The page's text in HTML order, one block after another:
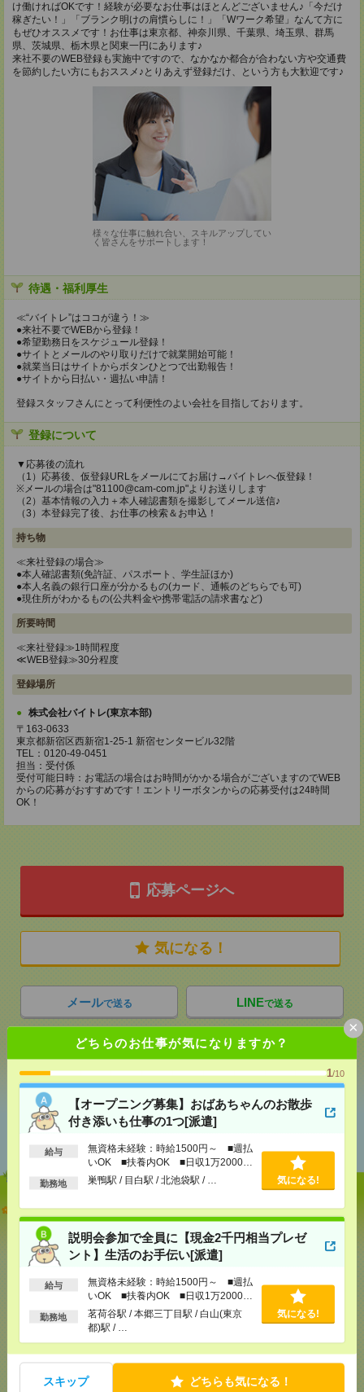
どちらのお仕事が気になりますか？
1/10
【オープニング募集】おばあちゃんのお散歩
付き添いも仕事の1つ[派遣]
給与
無資格未経験：時給1500円～ ■週払
いOK ■扶養内OK ■日収1万2000円
以上
勤務地 巣鴨駅 / 目白駅 / 北池袋駅 / … 気になる!
説明会参加で全員に【現金2千円相当プレゼ
ント】生活のお手伝い[派遣]
給与
無資格未経験：時給1500円～ ■週払
いOK ■扶養内OK ■日収1万2000円
以上
勤務地
茗荷谷駅 / 本郷三丁目駅 / 白山(東京
都)駅 / …
気になる!
スキップ どちらも気になる！
×
け働ければOKです！経験が必要なお仕事はほとんどございません♪「今だけ
稼ぎたい！」「ブランク明けの肩慣らしに！」「Wワーク希望」なんて方に
もぜひオススメです！お仕事は東京都、神奈川県、千葉県、埼玉県、群馬
県、茨城県、栃木県と関東一円にあります♪
来社不要のWEB登録も実施中ですので、なかなか都合が合わない方や交通費
を節約したい方にもおススメ♪とりあえず登録だけ、という方も大歓迎です♪
様々な仕事に触れ合い、スキルアップしてい
く皆さんをサポートします！
待遇・福利厚生
≪“バイトレ”はココが違う！≫
●来社不要でWEBから登録！
●希望勤務日をスケジュール登録！
●サイトとメールのやり取りだけで就業開始可能！
●就業当日はサイトからボタンひとつで出勤報告！
●サイトから日払い・週払い申請！
登録スタッフさんにとって利便性のよい会社を目指しております。
登録について
▼応募後の流れ
（1）応募後、仮登録URLをメールにてお届け→バイトレへ仮登録！
※メールの場合は"81100@cam-com.jp"よりお送りします
（2）基本情報の入力＋本人確認書類を撮影してメール送信♪
（3）本登録完了後、お仕事の検索＆お申込！
持ち物
≪来社登録の場合≫
●本人確認書類(免許証、パスポート、学生証ほか)
●本人名義の銀行口座が分かるもの(カード、通帳のどちらでも可)
●現住所がわかるもの(公共料金や携帯電話の請求書など)
所要時間
≪来社登録≫1時間程度
≪WEB登録≫30分程度
登録場所
株式会社バイトレ(東京本部)
〒163-0633
東京都新宿区西新宿1-25-1 新宿センタービル32階
TEL：0120-49-0451
担当：受付係
受付可能日時：お電話の場合はお時間がかかる場合がございますのでWEB
からの応募がおすすめです！エントリーボタンからの応募受付は24時間
OK！
応募ページへ
気になる！
メールで送る LINEで送る
シェア ツイート ブックマーク
あなたの閲覧履歴からの
【オープニング募集】おばあちゃんのお散歩付き添
いも仕事の1つ[派遣]
[給 与]
無資格未経験：時給1500円～ ■週払い
OK ■扶養内OK ■日収1万2000円以上
[交通費]交通費全額支給
巣鴨駅/目白駅/北池袋駅 /…
気になる！
説明会参加で全員に【現金2千円相当プレゼント】生
活のお手伝い[派遣]
[給 与]無資格未経験：時給1500円～ ■週払い